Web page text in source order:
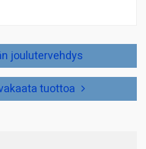
joulutervehdys
tuottoa